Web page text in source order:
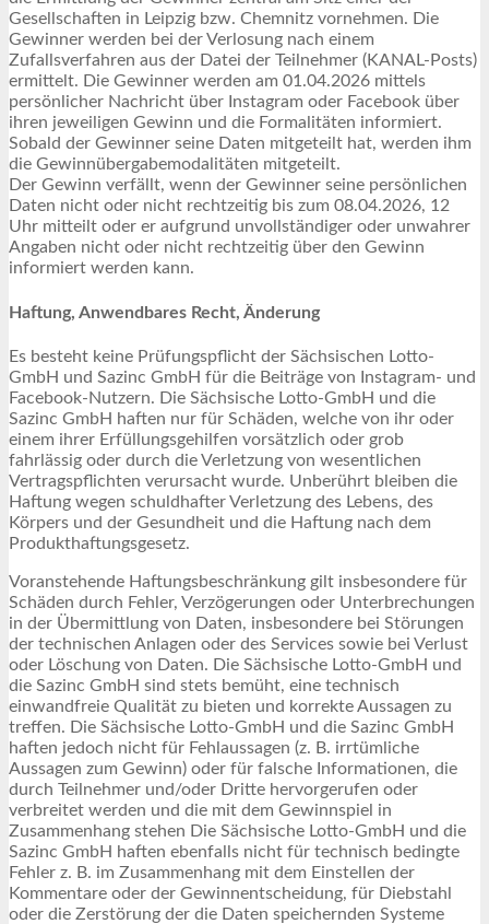
Gesellschaften in Leipzig bzw. Chemnitz vornehmen. Die
Gewinner werden bei der Verlosung nach einem
Zufallsverfahren aus der Datei der Teilnehmer (KANAL-Posts)
ermittelt. Die Gewinner werden am 01.04.2026 mittels
persönlicher Nachricht über Instagram oder Facebook über
ihren jeweiligen Gewinn und die Formalitäten informiert.
Sobald der Gewinner seine Daten mitgeteilt hat, werden ihm
die Gewinnübergabemodalitäten mitgeteilt.
Der Gewinn verfällt, wenn der Gewinner seine persönlichen
Daten nicht oder nicht rechtzeitig bis zum 08.04.2026, 12
Uhr mitteilt oder er aufgrund unvollständiger oder unwahrer
Angaben nicht oder nicht rechtzeitig über den Gewinn
informiert werden kann.
Haftung, Anwendbares Recht, Änderung
Es besteht keine Prüfungspflicht der Sächsischen Lotto-
GmbH und Sazinc GmbH für die Beiträge von Instagram- und
Facebook-Nutzern. Die Sächsische Lotto-GmbH und die
Sazinc GmbH haften nur für Schäden, welche von ihr oder
einem ihrer Erfüllungsgehilfen vorsätzlich oder grob
fahrlässig oder durch die Verletzung von wesentlichen
Vertragspflichten verursacht wurde. Unberührt bleiben die
Haftung wegen schuldhafter Verletzung des Lebens, des
Körpers und der Gesundheit und die Haftung nach dem
Produkthaftungsgesetz.
Voranstehende Haftungsbeschränkung gilt insbesondere für
Schäden durch Fehler, Verzögerungen oder Unterbrechungen
in der Übermittlung von Daten, insbesondere bei Störungen
der technischen Anlagen oder des Services sowie bei Verlust
oder Löschung von Daten. Die Sächsische Lotto-GmbH und
die Sazinc GmbH sind stets bemüht, eine technisch
einwandfreie Qualität zu bieten und korrekte Aussagen zu
treffen. Die Sächsische Lotto-GmbH und die Sazinc GmbH
haften jedoch nicht für Fehlaussagen (z. B. irrtümliche
Aussagen zum Gewinn) oder für falsche Informationen, die
durch Teilnehmer und/oder Dritte hervorgerufen oder
verbreitet werden und die mit dem Gewinnspiel in
Zusammenhang stehen Die Sächsische Lotto-GmbH und die
Sazinc GmbH haften ebenfalls nicht für technisch bedingte
Fehler z. B. im Zusammenhang mit dem Einstellen der
Kommentare oder der Gewinnentscheidung, für Diebstahl
oder die Zerstörung der die Daten speichernden Systeme